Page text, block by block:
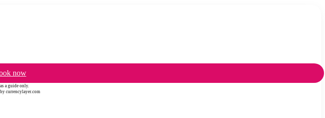
now
a guide only.
currencylayer.com